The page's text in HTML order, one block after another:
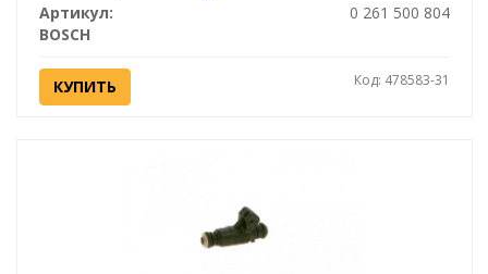
Артикул:
0 261 500 804
BOSCH
КУПИТЬ Код: 478583-31